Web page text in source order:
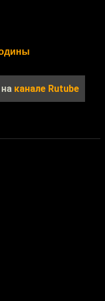
канале Rutube